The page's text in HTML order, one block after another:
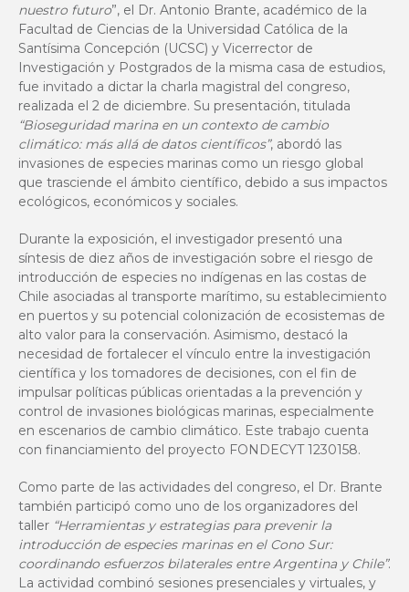
nuestro futuro”, el Dr. Antonio Brante, académico de la
Facultad de Ciencias de la Universidad Católica de la
Santísima Concepción (UCSC) y Vicerrector de
Investigación y Postgrados de la misma casa de estudios,
fue invitado a dictar la charla magistral del congreso,
realizada el 2 de diciembre. Su presentación, titulada
“Bioseguridad marina en un contexto de cambio
climático: más allá de datos científicos”, abordó las
invasiones de especies marinas como un riesgo global
que trasciende el ámbito científico, debido a sus impactos
ecológicos, económicos y sociales.
Durante la exposición, el investigador presentó una
síntesis de diez años de investigación sobre el riesgo de
introducción de especies no indígenas en las costas de
Chile asociadas al transporte marítimo, su establecimiento
en puertos y su potencial colonización de ecosistemas de
alto valor para la conservación. Asimismo, destacó la
necesidad de fortalecer el vínculo entre la investigación
científica y los tomadores de decisiones, con el fin de
impulsar políticas públicas orientadas a la prevención y
control de invasiones biológicas marinas, especialmente
en escenarios de cambio climático. Este trabajo cuenta
con financiamiento del proyecto FONDECYT 1230158.
Como parte de las actividades del congreso, el Dr. Brante
también participó como uno de los organizadores del
taller “Herramientas y estrategias para prevenir la
introducción de especies marinas en el Cono Sur:
coordinando esfuerzos bilaterales entre Argentina y Chile”.
La actividad combinó sesiones presenciales y virtuales, y